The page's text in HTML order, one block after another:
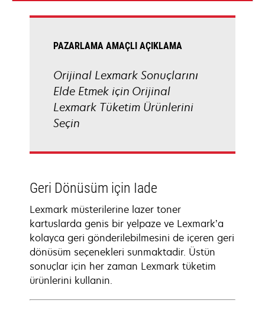
PAZARLAMA AMAÇLI AÇIKLAMA
Orijinal Lexmark Sonuçlarını
Elde Etmek için Orijinal
Lexmark Tüketim Ürünlerini
Seçin
Geri Dönüsüm için Iade
Lexmark müsterilerine lazer toner
kartuslarda genis bir yelpaze ve Lexmark’a
kolayca geri gönderilebilmesini de içeren geri
dönüsüm seçenekleri sunmaktadir. Üstün
sonuçlar için her zaman Lexmark tüketim
ürünlerini kullanin.